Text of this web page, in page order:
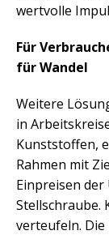
wertvolle
Für
für Wandel
Weitere
in
Kunststoffen,
Rahmen mit
Einpreisen
Stellschraube.
verteufeln.